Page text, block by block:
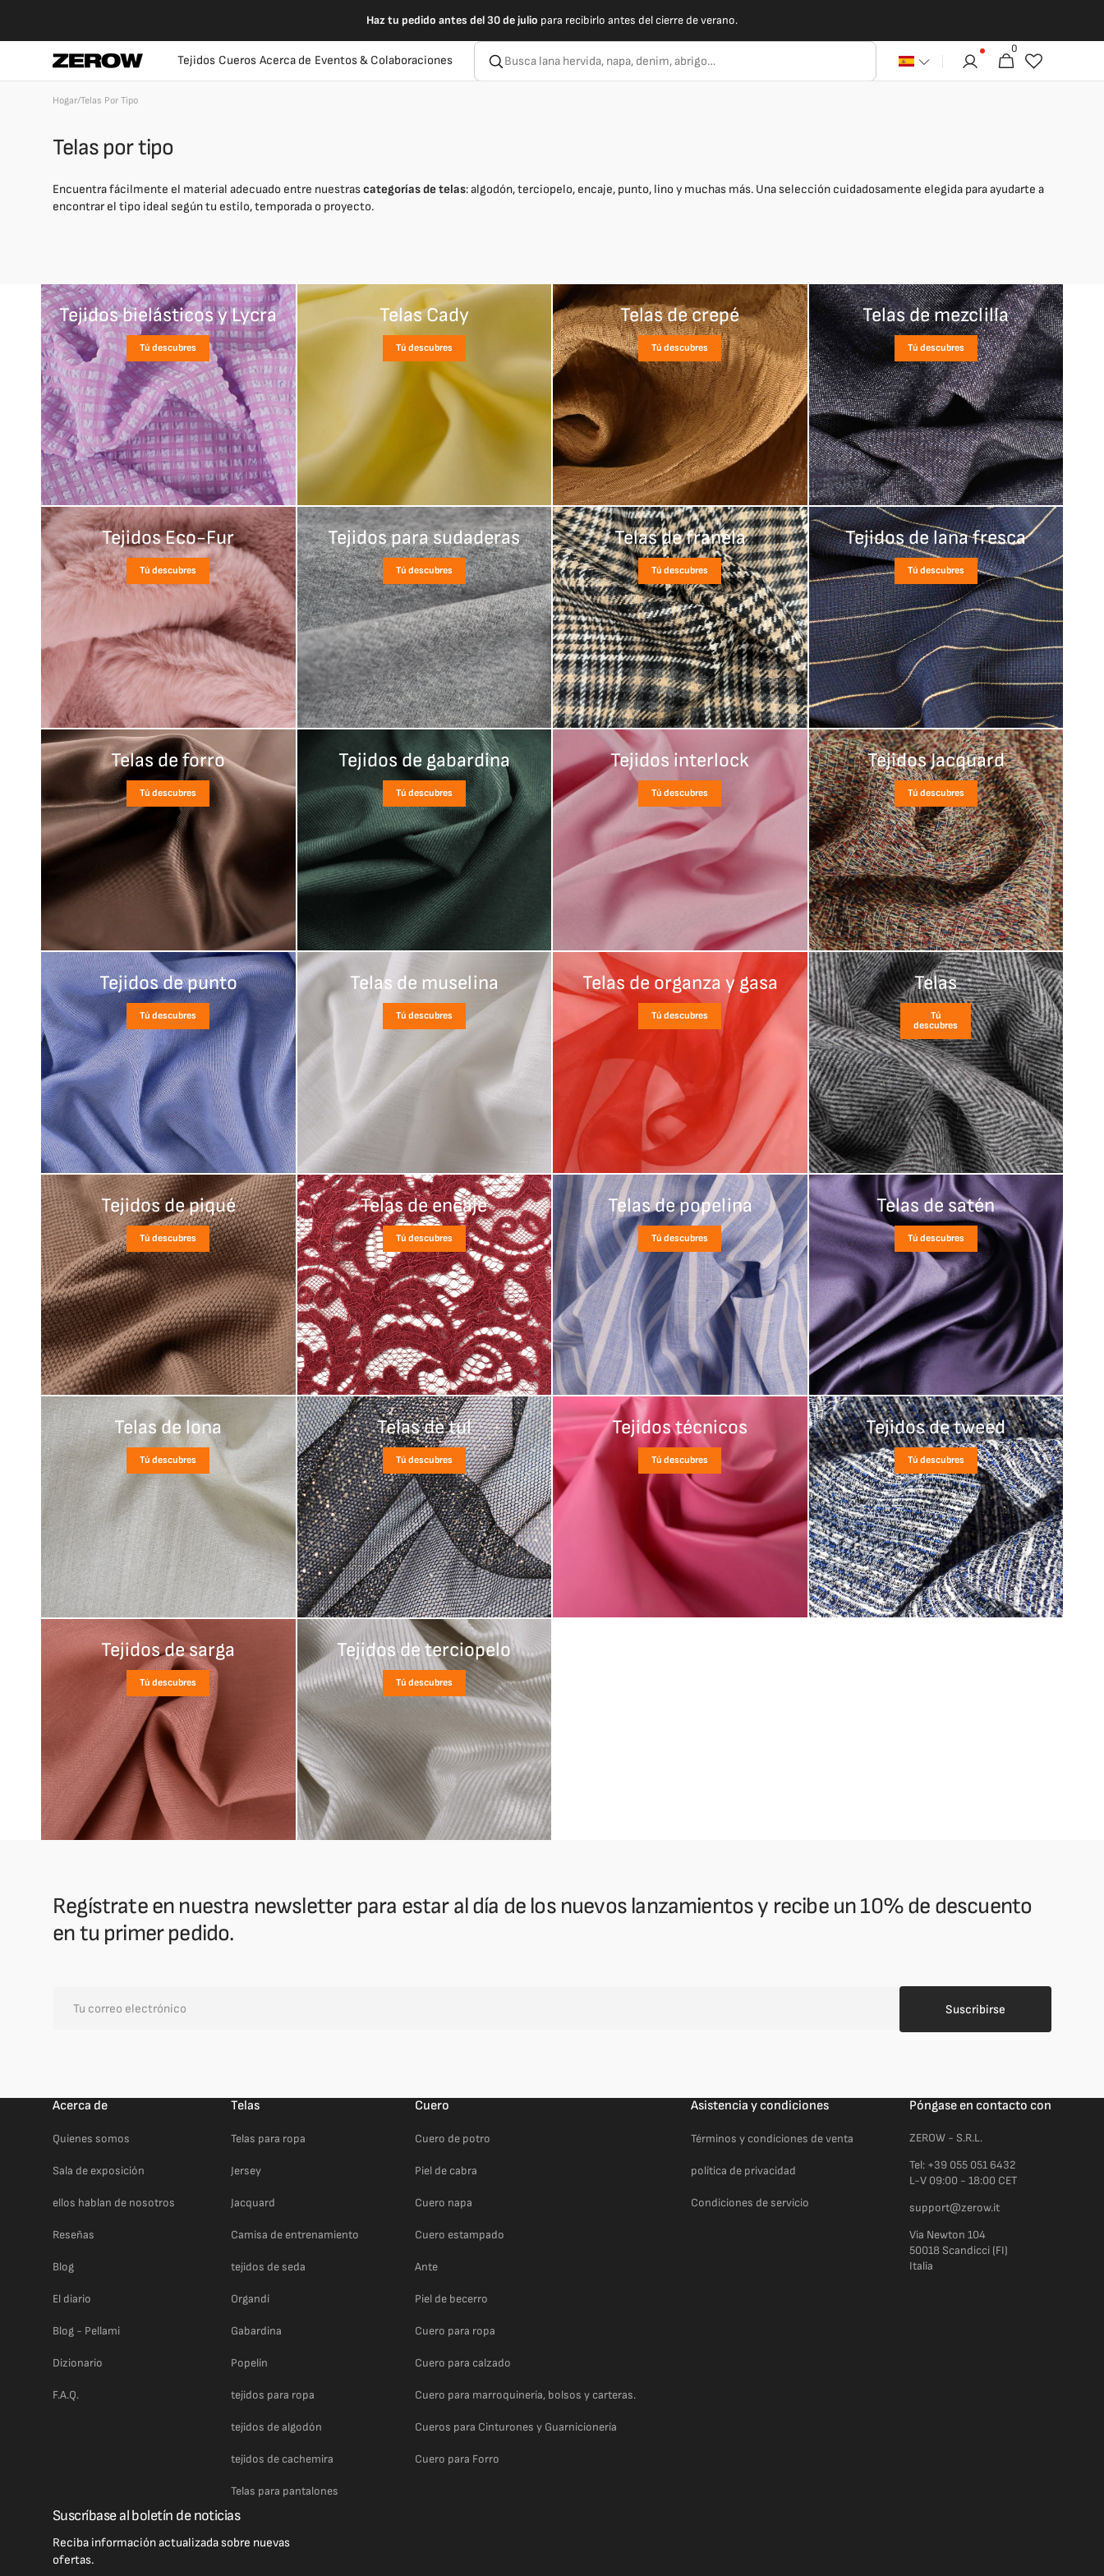
al contenido
Haz tu pedido antes del 30 de julio para recibirlo antes del cierre de verano.
Tejidos Cueros Acerca de Eventos & Colaboraciones Carrito
0
artículos
Hogar/Telas Por Tipo
Telas por tipo
Encuentra fácilmente el material adecuado entre nuestrascategorías de telas: algodón, terciopelo, encaje, punto, lino y muchas más. Una selección cuidadosamente elegida para ayudarte a
encontrar el tipo ideal según tu estilo, temporada o proyecto.
Tejidos bielásticos y Lycra
Tú descubres
Telas Cady
Tú descubres
Telas de crepé
Tú descubres
Telas de mezclilla
Tú descubres
Tejidos Eco-Fur
Tú descubres
Tejidos para sudaderas
Tú descubres
Telas de franela
Tú descubres
Tejidos de lana fresca
Tú descubres
Telas de forro
Tú descubres
Tejidos de gabardina
Tú descubres
Tejidos interlock
Tú descubres
Tejidos Jacquard
Tú descubres
Tejidos de punto
Tú descubres
Telas de muselina
Tú descubres
Telas de organza y gasa
Tú descubres
Telas
Tú
descubres
Tejidos de piqué
Tú descubres
Telas de encaje
Tú descubres
Telas de popelina
Tú descubres
Telas de satén
Tú descubres
Telas de lona
Tú descubres
Telas de tul
Tú descubres
Tejidos técnicos
Tú descubres
Tejidos de tweed
Tú descubres
Tejidos de sarga
Tú descubres
Tejidos de terciopelo
Tú descubres
Regístrate en nuestra newsletter para estar al día de los nuevos lanzamientos y recibe un 10% de descuento
en tu primer pedido.
correo
Suscribirse
Acerca de
Quienes somos
Sala de exposición
ellos hablan de nosotros
Reseñas
Blog
El diario
Blog - Pellami
Dizionario
F.A.Q.
Telas
Telas para ropa
Jersey
Jacquard
Camisa de entrenamiento
tejidos de seda
Organdí
Gabardina
Popelín
tejidos para ropa
tejidos de algodón
tejidos de cachemira
Telas para pantalones
Cuero
Cuero de potro
Piel de cabra
Cuero napa
Cuero estampado
Ante
Piel de becerro
Cuero para ropa
Cuero para calzado
Cuero para marroquinería, bolsos y carteras.
Cueros para Cinturones y Guarnicionería
Cuero para Forro
Asistencia y condiciones
Términos y condiciones de venta
política de privacidad
Condiciones de servicio
Póngase en contacto con
ZEROW - S.R.L.
Tel: +39 055 051 6432
L-V 09:00 - 18:00 CET
support@zerow.it
Via Newton 104
50018 Scandicci (FI)
Italia
Suscríbase al boletín de noticias
Reciba información actualizada sobre nuevas
ofertas.